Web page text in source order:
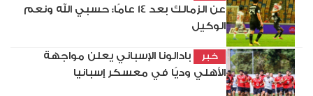
عن الزمالك بعد 14 عامًا: حسبي الله ونعم
الوكيل
خبر
بادالونا الإسباني يعلن مواجهة
الأهلي وديًا في معسكر إسبانيا